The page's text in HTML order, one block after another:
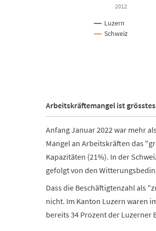
Luzern
Schweiz
2012
Arbeitskräftemangel ist
Anfang Januar 2022 war mehr
Mangel an Arbeitskräften das
Kapazitäten (21%). In der
gefolgt von den
Dass die Beschäftigtenzahl als
nicht. Im Kanton Luzern waren
bereits 34 Prozentder Luzerner